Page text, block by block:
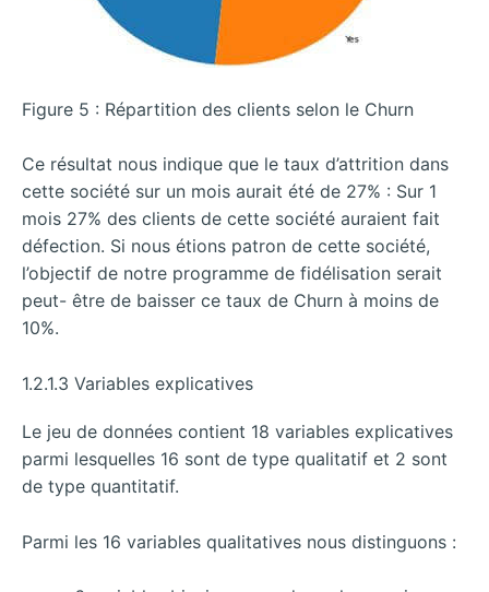
Figure 5 : Répartition des clients selon le Churn
Ce résultat nous indique que le taux d’attrition dans
cette société sur un mois aurait été de 27% : Sur 1
mois 27% des clients de cette société auraient fait
défection. Si nous étions patron de cette société,
l’objectif de notre programme de fidélisation serait
peut- être de baisser ce taux de Churn à moins de
10%.
1.2.1.3 Variables explicatives
Le jeu de données contient 18 variables explicatives
parmi lesquelles 16 sont de type qualitatif et 2 sont
de type quantitatif.
Parmi les 16 variables qualitatives nous distinguons :